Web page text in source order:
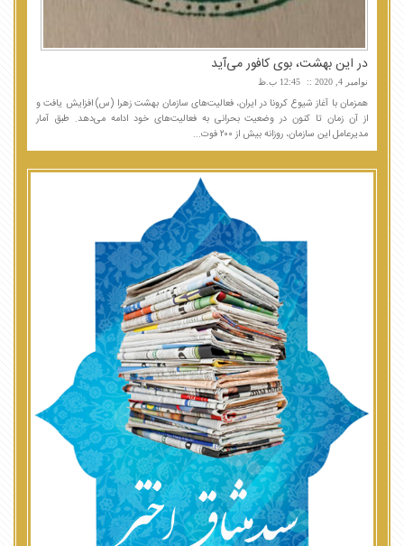
در این بهشت، بوی کافور می‌آید
نوامبر 4, 2020 12:45 ب.ظ
همزمان با آغاز شیوع کرونا در ایران، فعالیت‌های سازمان بهشت زهرا (س) افزایش یافت و
از آن زمان تا کنون در وضعیت بحرانی به فعالیت‌های خود ادامه می‌دهد. طبق آمار
مدیرعامل این سازمان، روزانه بیش از ۲۰۰ فوت...